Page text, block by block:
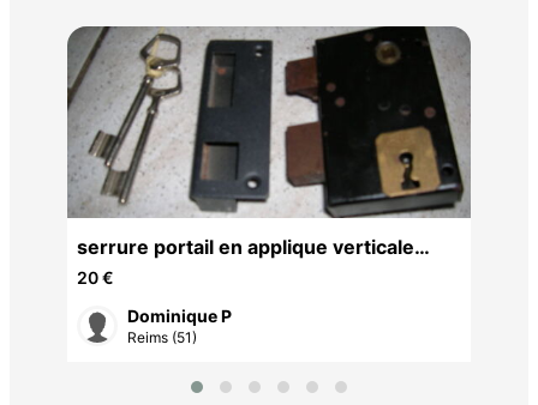
serrure portail en applique verticale
gauche+ 2 clés
20 €
Dominique P
Reims (51)